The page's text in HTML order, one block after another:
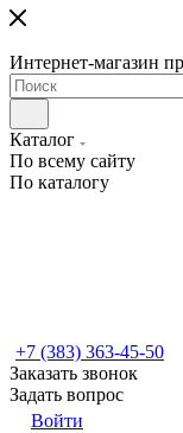
Интернет-магазин
Каталог
По всему сайту
По каталогу
+7 (383) 363-45-50
Заказать звонок
Задать вопрос
Войти